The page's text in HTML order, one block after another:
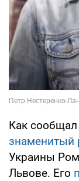
Как сообщал
знаменитый
Украины
Львове. Его